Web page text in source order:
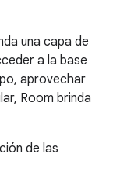
una capa de
a la base
aprovechar
Room brinda
de las